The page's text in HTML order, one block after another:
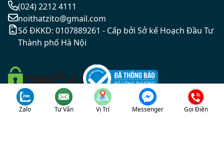
(024) 2212 4111
noithatzito@gmail.com
Số ĐKKD: 0107889261 - Cấp bởi Sở kế Hoạch Đầu Tư
Thành phố Hà Nội
Copyright 2017 © Bản quyền thuộc về ZITO
Zalo Tư Vấn Vị Trí Messenger Gọi Điện